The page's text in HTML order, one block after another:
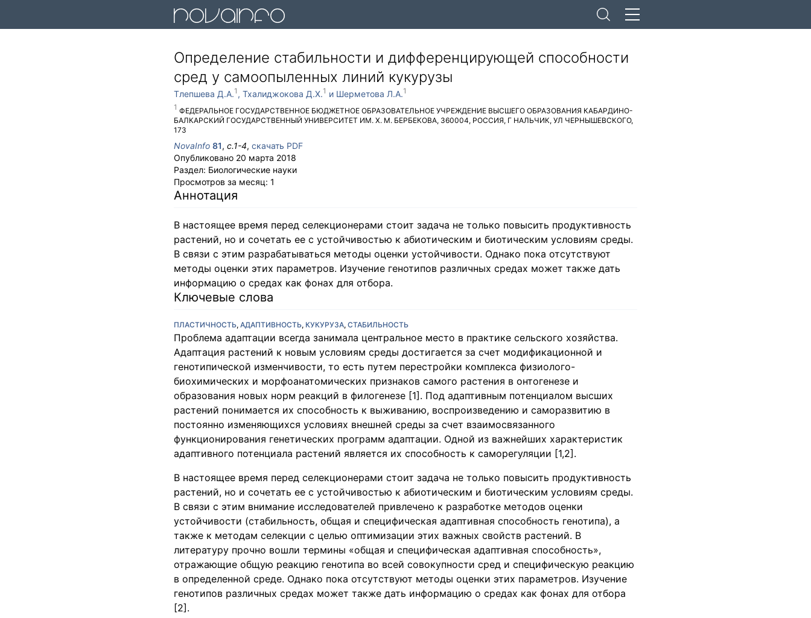
Определение стабильности и дифференцирующей способности
сред у самоопыленных линий кукурузы
Тлепшева Д.А.
ФЕДЕРАЛЬНОЕ ГОСУДАРСТВЕННОЕ БЮДЖЕТНОЕ ОБРАЗОВАТЕЛЬНОЕ УЧРЕЖДЕНИЕ ВЫСШЕГО ОБРАЗОВАНИЯ КАБАРДИНО-
БАЛКАРСКИЙ ГОСУДАРСТВЕННЫЙ УНИВЕРСИТЕТ ИМ. Х. М. БЕРБЕКОВА, 360004, РОССИЯ, Г НАЛЬЧИК, УЛ ЧЕРНЫШЕВСКОГО,
173
Тхалиджокова Д.Х. Шерметова Л.А.
NovaInfo 81, с.1-4, скачать PDF
Опубликовано 20 марта 2018
Раздел: Биологические науки
Просмотров за месяц: 1
Аннотация
В настоящее время перед селекционерами стоит задача не только повысить продуктивность
растений, но и сочетать ее с устойчивостью к абиотическим и биотическим условиям среды.
В связи с этим разрабатываться методы оценки устойчивости. Однако пока отсутствуют
методы оценки этих параметров. Изучение генотипов различных средах может также дать
информацию о средах как фонах для отбора.
Ключевые слова
ПЛАСТИЧНОСТЬ, АДАПТИВНОСТЬ, КУКУРУЗА, СТАБИЛЬНОСТЬ
Проблема адаптации всегда занимала центральное место в практике сельского хозяйства.
Адаптация растений к новым условиям среды достигается за счет модификационной и
генотипической изменчивости, то есть путем перестройки комплекса физиолого-
биохимических и морфоанатомических признаков самого растения в онтогенезе и
образования новых норм реакций в филогенезе [1]. Под адаптивным потенциалом высших
растений понимается их способность к выживанию, воспроизведению и саморазвитию в
постоянно изменяющихся условиях внешней среды за счет взаимосвязанного
функционирования генетических программ адаптации. Одной из важнейших характеристик
адаптивного потенциала растений является их способность к саморегуляции [1,2].
В настоящее время перед селекционерами стоит задача не только повысить продуктивность
растений, но и сочетать ее с устойчивостью к абиотическим и биотическим условиям среды.
В связи с этим внимание исследователей привлечено к разработке методов оценки
устойчивости (стабильность, общая и специфическая адаптивная способность генотипа), а
также к методам селекции с целью оптимизации этих важных свойств растений. В
литературу прочно вошли термины «общая и специфическая адаптивная способность»,
отражающие общую реакцию генотипа во всей совокупности сред и специфическую реакцию
в определенной среде. Однако пока отсутствуют методы оценки этих параметров. Изучение
генотипов различных средах может также дать информацию о средах как фонах для отбора
[2].